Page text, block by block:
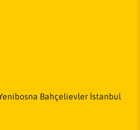
Bahçelievler İstanbul